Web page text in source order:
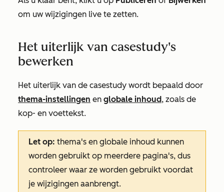
om uw wijzigingen live te zetten.
Het uiterlijk van casestudy's
bewerken
Het uiterlijk van de casestudy wordt bepaald door
thema-instellingen en globale inhoud, zoals de
kop- en voettekst.
Let op: thema's en globale inhoud kunnen
worden gebruikt op meerdere pagina's, dus
controleer waar ze worden gebruikt voordat
je wijzigingen aanbrengt.